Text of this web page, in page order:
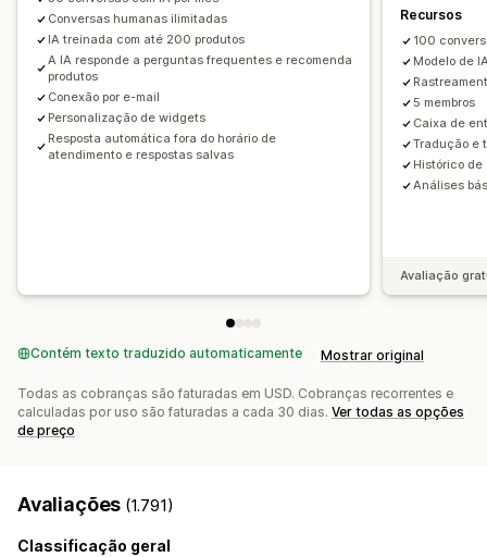
Personalização
Cor e fonte
Emojis e adesivos
Horário comercial
Mensagens de boas-vindas
Botões de chat Marcação com tag
Atribuição de chat
Flows de chat Avatar do agente
Responsividade para dispositivos móveis
CSS personalizado
Conversas humanas ilimitadas
IA treinada com até 200 produtos
A IA responde a perguntas frequentes e recomenda
produtos
Conexão por e-mail
Personalização de widgets
Resposta automática fora do horário de
atendimento e respostas salvas
Recursos
100
Modelo de
5 membros
Caixa de
Tradução e
Histórico de
Análises
Avaliação
Contém texto traduzido automaticamente Mostrar original
Todas as cobranças são faturadas em USD. Cobranças recorrentes e
calculadas por uso são faturadas a cada 30 dias. Ver todas as opções
de preço
Avaliações (1.791)
Classificação geral